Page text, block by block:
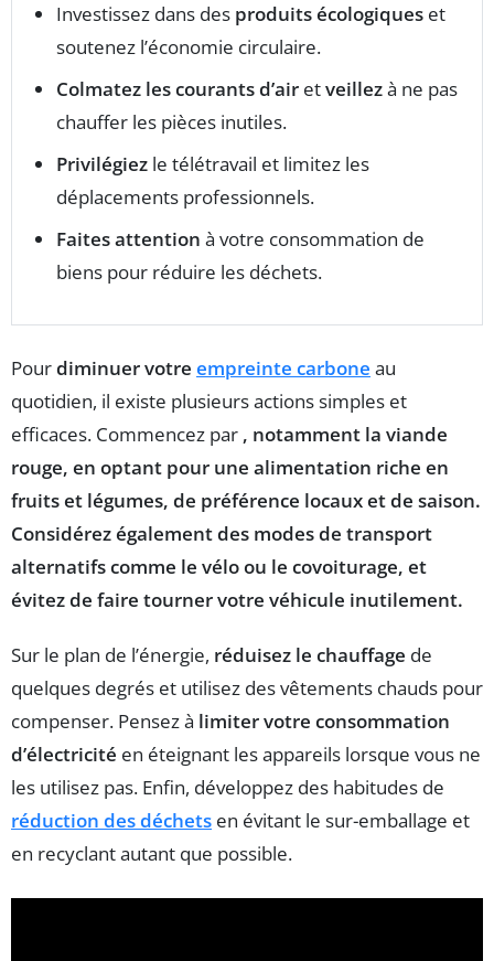
Investissez dans des produits écologiques et
soutenez l’économie circulaire.
Colmatez les courants d’air etveillezà ne pas
chauffer les pièces inutiles.
Privilégiez le télétravail et limitez les
déplacements professionnels.
Faites attention à votre consommation de
biens pour réduire les déchets.
Pourdiminuer votre empreinte carbone au
quotidien, il existe plusieurs actions simples et
efficaces. Commencez par , notamment la viande
rouge, en optant pour une alimentation riche en
fruits et légumes, de préférence locauxet de saison.
Considérez également des modes de transport
alternatifs comme le véloou le covoiturage, et
évitez de faire tourner votre véhicule inutilement.
Sur le plan de l’énergie, réduisez le chauffage de
quelques degrés et utilisez des vêtements chauds pour
compenser. Pensez à limiter votre consommation
d’électricité en éteignant les appareils lorsque vous ne
les utilisez pas. Enfin, développez des habitudes de
réduction des déchets en évitant le sur-emballage et
en recyclant autant que possible.